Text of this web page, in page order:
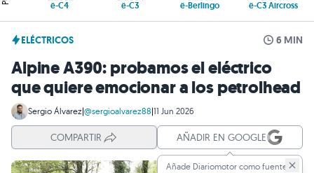
ë-C4 ë-C3 ë-Berlingo ë-C3 Aircross
ELÉCTRICOS 6 MIN
Alpine A390: probamos el eléctrico
que quiere emocionar a los petrolhead
Sergio Álvarez|@sergioalvarez88|11 Jun 2026
COMPARTIR AÑADIR EN GOOGLE
Añade Diariomotor como fuente